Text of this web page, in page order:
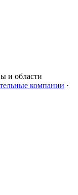
и области
компании ·